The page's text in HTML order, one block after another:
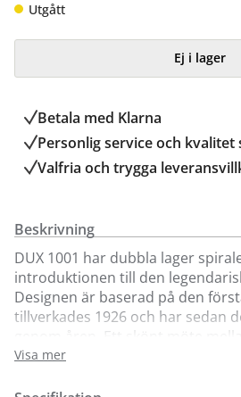
Utgått
Ej i lager
Betala med Klarna
Personlig service och kvalitet
Valfria och trygga
Beskrivning
DUX 1001 har dubbla lager
introduktionen till den
Designen är baserad på den
tillverkades 1926 och har sedan
genom åren. Ett skönt möte
ursprung och våra dagars högsta
Visa mer